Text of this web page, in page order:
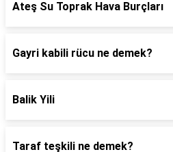
Ateş Su Toprak Hava Burçları
Gayri kabili rücu ne demek?
Balik Yili
Taraf teşkili ne demek?